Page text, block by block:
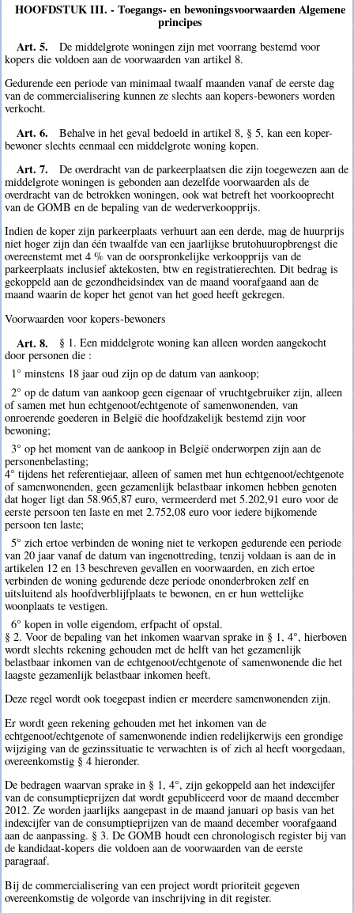
HOOFDSTUK III. - Toegangs- en bewoningsvoorwaarden Algemene
principes
Art. 5.
De middelgrote woningen zijn met voorrang bestemd voor
kopers die voldoen aan de voorwaarden van artikel 8.
Gedurende een periode van minimaal twaalf maanden vanaf de eerste dag
van de commercialisering kunnen ze slechts aan kopers-bewoners worden
verkocht.
Art. 6.
Behalve in het geval bedoeld in artikel 8, § 5, kan een koper-
bewoner slechts eenmaal een middelgrote woning kopen.
Art. 7.
De overdracht van de parkeerplaatsen die zijn toegewezen aan de
middelgrote woningen is gebonden aan dezelfde voorwaarden als de
overdracht van de betrokken woningen, ook wat betreft het voorkooprecht
van de GOMB en de bepaling van de wederverkoopprijs.
Indien de koper zijn parkeerplaats verhuurt aan een derde, mag de huurprijs
niet hoger zijn dan één twaalfde van een jaarlijkse brutohuuropbrengst die
overeenstemt met 4 % van de oorspronkelijke verkoopprijs van de
parkeerplaats inclusief aktekosten, btw en registratierechten. Dit bedrag is
gekoppeld aan de gezondheidsindex van de maand voorafgaand aan de
maand waarin de koper het genot van het goed heeft gekregen.
Voorwaarden voor kopers-bewoners
Art. 8.
§ 1. Een middelgrote woning kan alleen worden aangekocht
door personen die :
1° minstens 18 jaar oud zijn op de datum van aankoop;
2° op de datum van aankoop geen eigenaar of vruchtgebruiker zijn, alleen
of samen met hun echtgenoot/echtgenote of samenwonenden, van
onroerende goederen in België die hoofdzakelijk bestemd zijn voor
bewoning;
3° op het moment van de aankoop in België onderworpen zijn aan de
personenbelasting;
4° tijdens het referentiejaar, alleen of samen met hun echtgenoot/echtgenote
of samenwonenden, geen gezamenlijk belastbaar inkomen hebben genoten
dat hoger ligt dan 58.965,87 euro, vermeerderd met 5.202,91 euro voor de
eerste persoon ten laste en met 2.752,08 euro voor iedere bijkomende
persoon ten laste;
5° zich ertoe verbinden de woning niet te verkopen gedurende een periode
van 20 jaar vanaf de datum van ingenottreding, tenzij voldaan is aan de in
artikelen 12 en 13 beschreven gevallen en voorwaarden, en zich ertoe
verbinden de woning gedurende deze periode ononderbroken zelf en
uitsluitend als hoofdverblijfplaats te bewonen, en er hun wettelijke
woonplaats te vestigen.
6° kopen in volle eigendom, erfpacht of opstal.
§ 2. Voor de bepaling van het inkomen waarvan sprake in § 1, 4°, hierboven
wordt slechts rekening gehouden met de helft van het gezamenlijk
belastbaar inkomen van de echtgenoot/echtgenote of samenwonende die het
laagste gezamenlijk belastbaar inkomen heeft.
Deze regel wordt ook toegepast indien er meerdere samenwonenden zijn.
Er wordt geen rekening gehouden met het inkomen van de
echtgenoot/echtgenote of samenwonende indien redelijkerwijs een grondige
wijziging van de gezinssituatie te verwachten is of zich al heeft voorgedaan,
overeenkomstig § 4 hieronder.
De bedragen waarvan sprake in § 1, 4°, zijn gekoppeld aan het indexcijfer
van de consumptieprijzen dat wordt gepubliceerd voor de maand december
2012. Ze worden jaarlijks aangepast in de maand januari op basis van het
indexcijfer van de consumptieprijzen van de maand december voorafgaand
aan de aanpassing. § 3. De GOMB houdt een chronologisch register bij van
de kandidaat-kopers die voldoen aan de voorwaarden van de eerste
paragraaf.
Bij de commercialisering van een project wordt prioriteit gegeven
overeenkomstig de volgorde van inschrijving in dit register.